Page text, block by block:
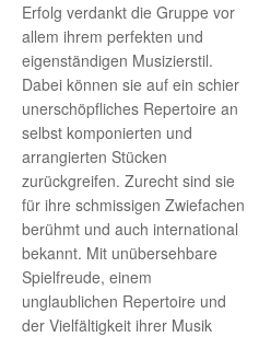
Erfolg verdankt die Gruppe vor
allem ihrem perfekten und
eigenständigen Musizierstil.
Dabei können sie auf ein schier
unerschöpfliches Repertoire an
selbst komponierten und
arrangierten Stücken
zurückgreifen. Zurecht sind sie
für ihre schmissigen Zwiefachen
berühmt und auch international
bekannt. Mit unübersehbare
Spielfreude, einem
unglaublichen Repertoire und
der Vielfältigkeit ihrer Musik